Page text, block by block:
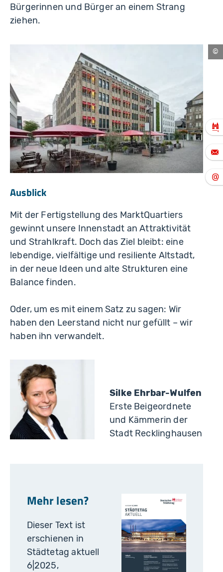
Bürgerinnen und Bürger an einem Strang
ziehen.
Ausblick
Mit der Fertigstellung des MarktQuartiers
gewinnt unsere Innenstadt an Attraktivität
und Strahlkraft. Doch das Ziel bleibt: eine
lebendige, vielfältige und resiliente Altstadt,
in der neue Ideen und alte Strukturen eine
Balance finden.
Oder, um es mit einem Satz zu sagen: Wir
haben den Leerstand nicht nur gefüllt – wir
haben ihn verwandelt.
Silke Ehrbar-Wulfen
Erste Beigeordnete
und Kämmerin der
Stadt Recklinghausen
Mehr lesen?
Dieser Text ist
erschienen in
Städtetag aktuell
6|2025,